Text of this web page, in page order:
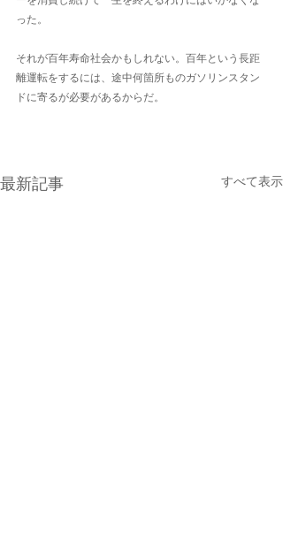
った。
それが百年寿命社会かもしれない。百年という長距
離運転をするには、途中何箇所ものガソリンスタン
ドに寄るが必要があるからだ。
最新記事 すべて表示